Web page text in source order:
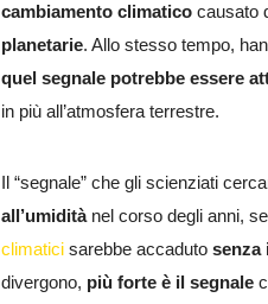
cambiamento climatico causato
planetarie. Allo stesso tempo,
quel segnale potrebbe essere
in più all’atmosfera terrestre.
Il “segnale” che gli scienziati
all’umiditànel corso degli anni,
climatici sarebbe accaduto senza
divergono, più forte è il segnale